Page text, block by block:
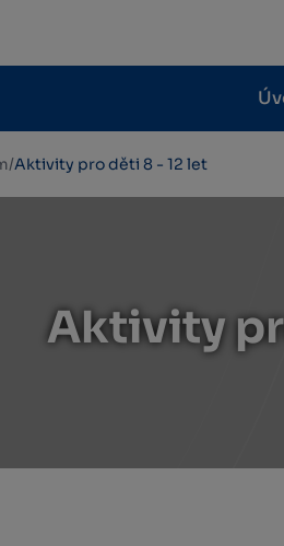
/Aktivity pro děti 8 - 12 let
Aktivity